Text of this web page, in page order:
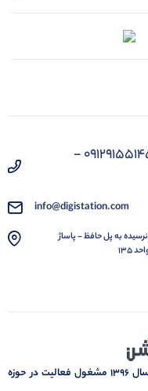
02166760291 - 09129155145 -
info@digistation.com
به پل حافظ - پاساژ
135
به ایستگاه دیجیتال خوش آمدید. مجموعه ما از سال 1396 مشغول فعالیت در حوزه